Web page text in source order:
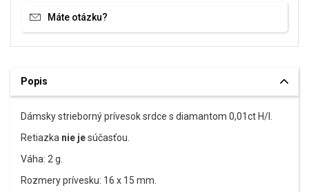
Máte otázku?
Popis
Dámsky strieborný prívesok srdce s diamantom 0,01ct H/I.
Retiazka nie jesúčasťou.
Váha: 2 g.
Rozmery prívesku: 16 x 15 mm.